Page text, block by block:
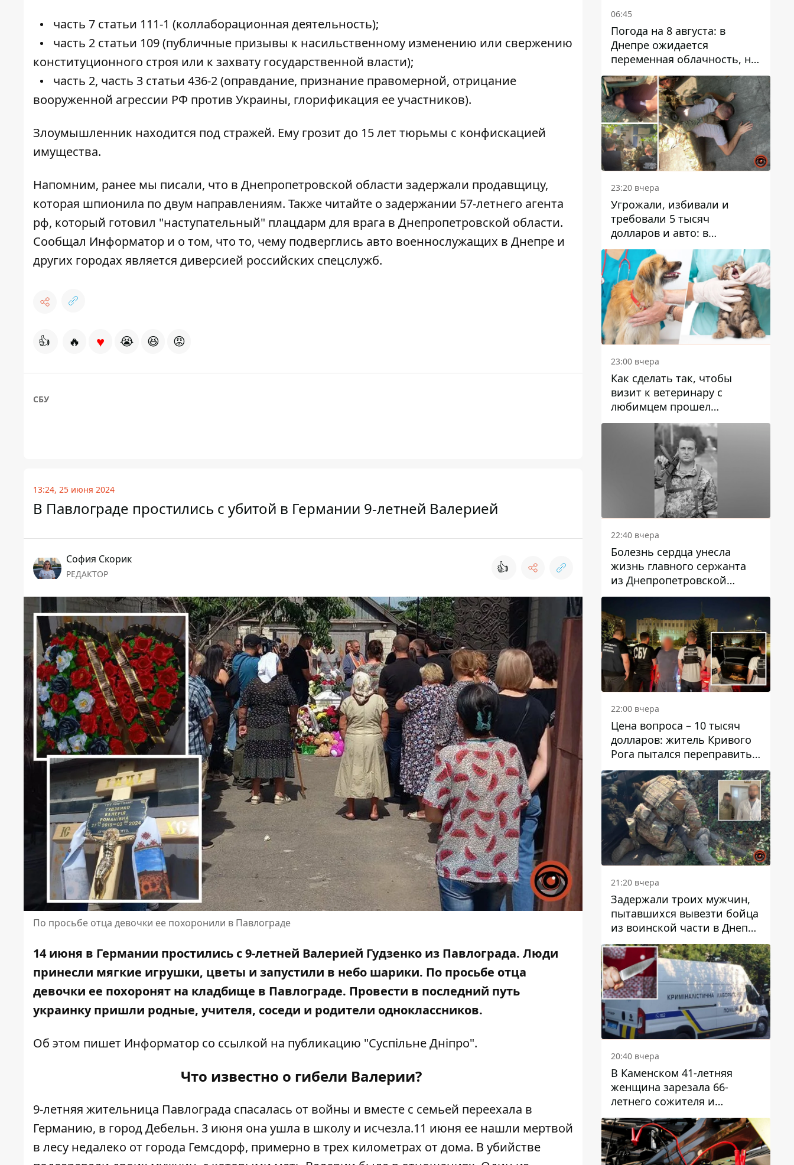
часть 7 статьи 111-1 (коллаборационная деятельность);
часть 2 статьи 109 (публичные призывы к насильственному изменению или свержению
конституционного строя или к захвату государственной власти);
часть 2, часть 3 статьи 436-2 (оправдание, признание правомерной, отрицание
вооруженной агрессии РФ против Украины, глорификация ее участников).
Злоумышленник находится под стражей. Ему грозит до 15 лет тюрьмы с конфискацией
имущества.
Напомним, ранее мы писали, что в Днепропетровской области задержали продавщицу,
которая шпионила по двум направлениям. Также читайте о задержании 57-летнего агента
рф, который готовил "наступательный" плацдарм для врага в Днепропетровской области.
Сообщал Информатор и о том, что то, чему подверглись авто военнослужащих в Днепре и
других городах является диверсией российских спецслужб.
👍 🔥 ♥ 😭 😆 😡
СБУ
13:24, 25 июня 2024
В Павлограде простились с убитой в Германии 9-летней Валерией
София Скорик
РЕДАКТОР 👍
По просьбе отца девочки ее похоронили в Павлограде
14 июня в Германии простились с 9-летней Валерией Гудзенко из Павлограда. Люди
принесли мягкие игрушки, цветы и запустили в небо шарики. По просьбе отца
девочки ее похоронят на кладбище в Павлограде. Провести в последний путь
украинку пришли родные, учителя, соседи и родители одноклассников.
Об этом пишет Информатор со ссылкой на публикацию "Суспільне Дніпро".
Что известно о гибели Валерии?
9-летняя жительница Павлограда спасалась от войны и вместе с семьей переехала в
Германию, в город Дебельн. 3 июня она ушла в школу и исчезла.11 июня ее нашли мертвой
в лесу недалеко от города Гемсдорф, примерно в трех километрах от дома. В убийстве
06:45
Погода на 8 августа: в
Днепре ожидается
переменная облачность, но
может пойти дождь
23:20 вчера
Угрожали, избивали и
требовали 5 тысяч
долларов и авто: в
Павлограде задержали двух
мужчин
23:00 вчера
Как сделать так, чтобы
визит к ветеринару с
любимцем прошел
спокойно: простые советы
22:40 вчера
Болезнь сердца унесла
жизнь главного сержанта
из Днепропетровской
области Юрия Свистуна
22:00 вчера
Цена вопроса – 10 тысяч
долларов: житель Кривого
Рога пытался переправить
мужчину в Словакию
21:20 вчера
Задержали троих мужчин,
пытавшихся вывезти бойца
из воинской части в Днепр
за 7 тысяч долларов: среди
них был врач
20:40 вчера
В Каменском 41-летняя
женщина зарезала 66-
летнего сожителя и
пыталась обмануть
полицейских